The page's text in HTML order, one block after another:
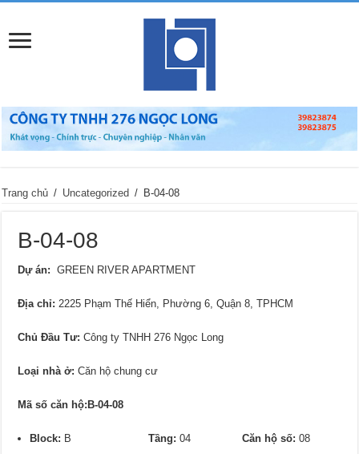
Trang chủ / Uncategorized / B-04-08
B-04-08
Dự án: GREEN RIVER APARTMENT
Địa chỉ: 2225 Phạm Thế Hiển, Phường 6, Quận 8, TPHCM
Chủ Đầu Tư: Công ty TNHH 276 Ngọc Long
Loại nhà ở: Căn hộ chung cư
Mã số căn hộ:B-04-08
Block: BTầng: 04Căn hộ số: 08